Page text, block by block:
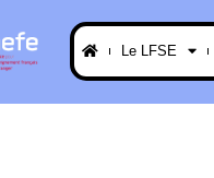
Le LFSE